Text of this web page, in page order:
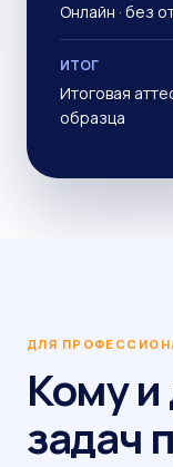
Онлайн · без
ИТОГ
Итоговая
образца
ДЛЯ
Кому и
задач